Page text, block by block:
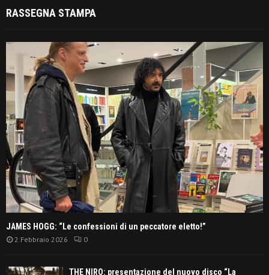
RASSEGNA STAMPA
JAMES HOGG: “Le confessioni di un peccatore eletto!”
2 Febbraio 2026 0
THE NIRO: presentazione del nuovo disco “La